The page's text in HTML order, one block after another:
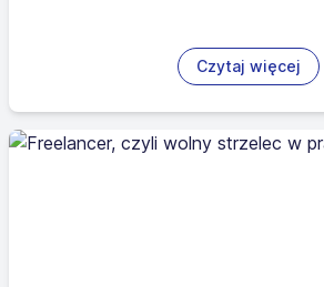
Czytaj więcej